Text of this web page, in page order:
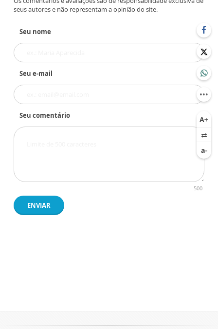
seus autores e não representam a opinião do site.
Seu nome
Seu e-mail
Seu comentário
500
ENVIAR